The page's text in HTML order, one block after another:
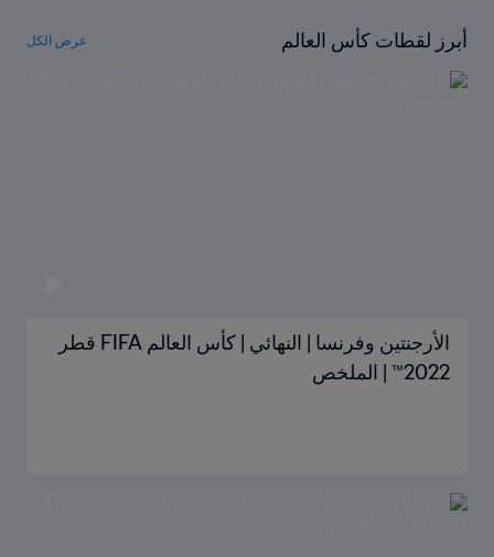
أبرز لقطات كأس العالم عرض الكل
الأرجنتين وفرنسا | النهائي | كأس العالم FIFA قطر
2022™ | الملخص